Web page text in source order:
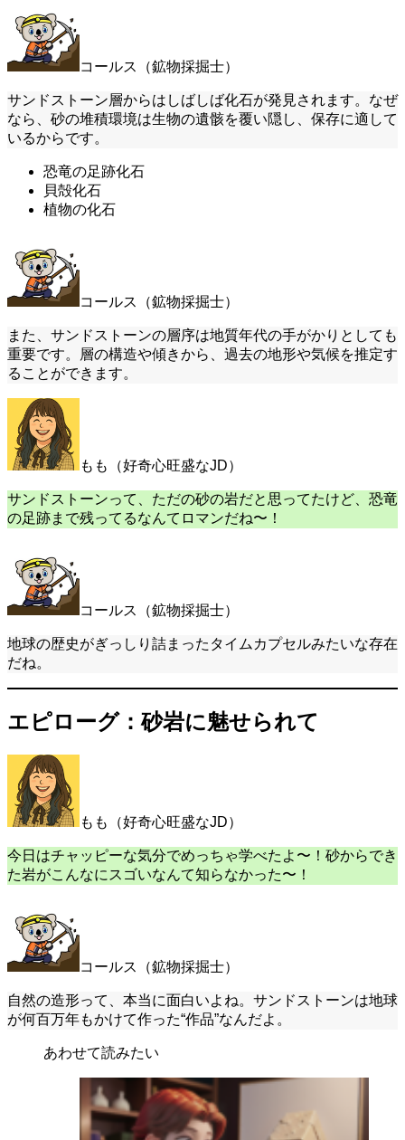
コールス（鉱物採掘士）
サンドストーン層からはしばしば化石が発見されます。なぜ
なら、砂の堆積環境は生物の遺骸を覆い隠し、保存に適して
いるからです。
恐竜の足跡化石
貝殻化石
植物の化石
コールス（鉱物採掘士）
また、サンドストーンの層序は地質年代の手がかりとしても
重要です。層の構造や傾きから、過去の地形や気候を推定す
ることができます。
もも（好奇心旺盛なJD）
サンドストーンって、ただの砂の岩だと思ってたけど、恐竜
の足跡まで残ってるなんてロマンだね〜！
コールス（鉱物採掘士）
地球の歴史がぎっしり詰まったタイムカプセルみたいな存在
だね。
エピローグ：砂岩に魅せられて
もも（好奇心旺盛なJD）
今日はチャッピーな気分でめっちゃ学べたよ〜！砂からでき
た岩がこんなにスゴいなんて知らなかった〜！
コールス（鉱物採掘士）
自然の造形って、本当に面白いよね。サンドストーンは地球
が何百万年もかけて作った“作品”なんだよ。
あわせて読みたい